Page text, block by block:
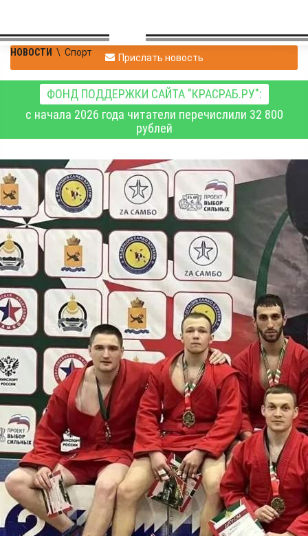
НОВОСТИ \ Спорт Прислать новость
ФОНД ПОДДЕРЖКИ САЙТА "КРАСРАБ.РУ":
с начала 2026 года читатели перечислили 32 800
рублей
Красноярские
самбисты – победители
и призёры
всероссийских
соревнований
Спорт
08.06.2026 13:35411
Фото:
Академия борьбы им. Д. Г. Миндиашвили
В Улан-Удэ (Бурятия) прошли всероссийские соревнования